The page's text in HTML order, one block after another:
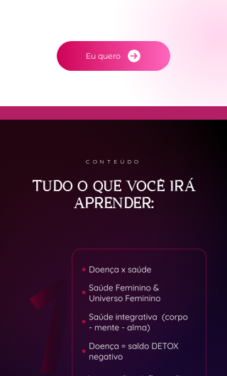
Eu quero
CONTEÚDO
TUDO O QUE VOCÊ IRÁ
APRENDER: